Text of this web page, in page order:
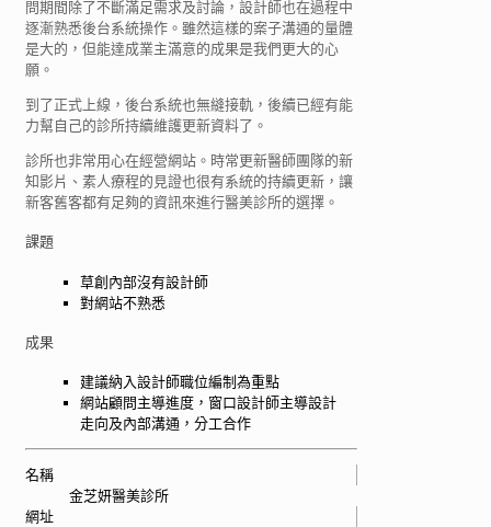
問期間除了不斷滿足需求及討論，設計師也在過程中
逐漸熟悉後台系統操作。雖然這樣的案子溝通的量體
是大的，但能達成業主滿意的成果是我們更大的心
願。
到了正式上線，後台系統也無縫接軌，後續已經有能
力幫自己的診所持續維護更新資料了。
診所也非常用心在經營網站。時常更新醫師團隊的新
知影片、素人療程的見證也很有系統的持續更新，讓
新客舊客都有足夠的資訊來進行醫美診所的選擇。
課題
草創內部沒有設計師
對網站不熟悉
成果
建議納入設計師職位編制為重點
網站顧問主導進度，窗口設計師主導設計
走向及內部溝通，分工合作
名稱
金芝妍醫美診所
網址